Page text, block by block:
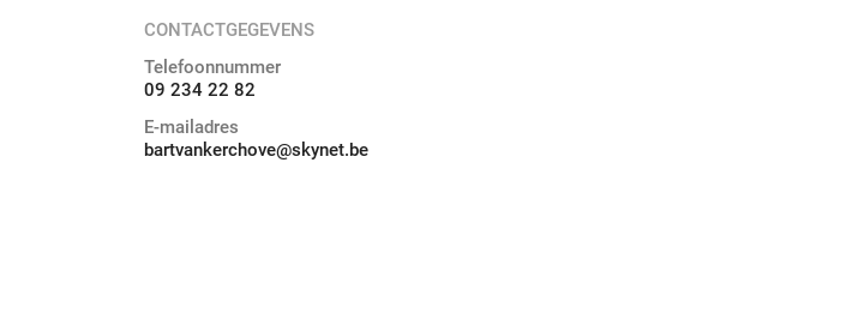
CONTACTGEGEVENS
Telefoonnummer
09 234 22 82
E-mailadres
bartvankerchove@skynet.be